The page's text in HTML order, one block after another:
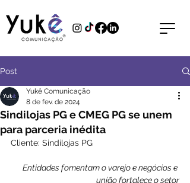
Post
Sindilojas PG e CMEG PG se unem
para parceria inédita
Yukê Comunicação
8 de fev. de 2024
Cliente: Sindilojas PG
Entidades fomentam o varejo e negócios e
união fortalece o setor